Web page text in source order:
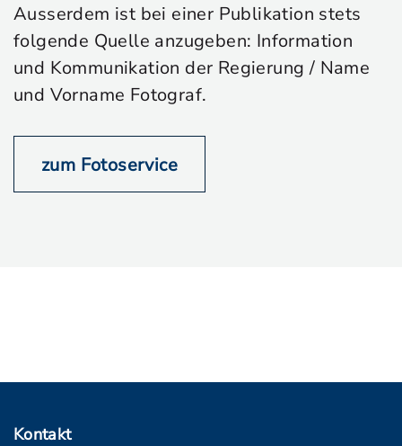
Ausserdem ist bei einer Publikation stets
folgende Quelle anzugeben: Information
und Kommunikation der Regierung / Name
und Vorname Fotograf.
zum Fotoservice
Kontakt